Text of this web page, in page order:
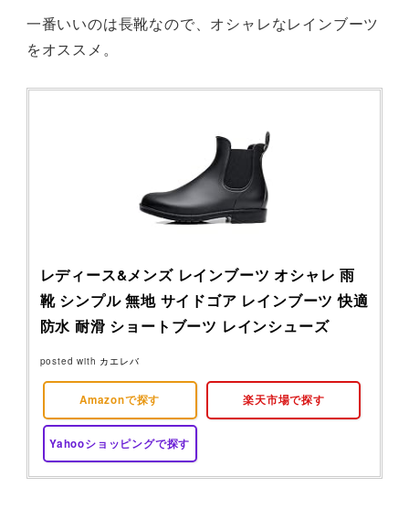
一番いいのは長靴なので、オシャレなレインブーツ
をオススメ。
レディース&メンズ レインブーツ オシャレ 雨
靴 シンプル 無地 サイドゴア レインブーツ 快適
防水 耐滑 ショートブーツ レインシューズ
posted with カエレバ
Amazonで探す 楽天市場で探す
Yahooショッピングで探す